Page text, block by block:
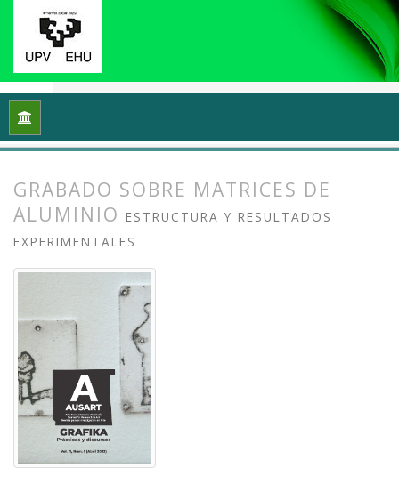
Inicio
GRABADO SOBRE MATRICES DE
ALUMINIO ESTRUCTURA Y RESULTADOS
EXPERIMENTALES